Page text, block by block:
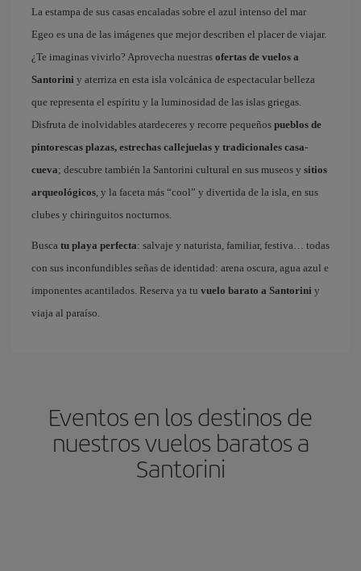
La estampa de sus casas encaladas sobre el azul intenso del mar
Egeo es una de las imágenes que mejor describen el placer de viajar.
¿Te imaginas vivirlo? Aprovecha nuestras ofertas de vuelos a
Santorini y aterriza en esta isla volcánica de espectacular belleza
que representa el espíritu y la luminosidad de las islas griegas.
Disfruta de inolvidables atardeceres y recorre pequeños pueblos de
pintorescas plazas, estrechas callejuelas y tradicionales casa-
cueva; descubre también la Santorini cultural en sus museos y sitios
arqueológicos, y la faceta más “cool” y divertida de la isla, en sus
clubes y chiringuitos nocturnos.
Busca tu playa perfecta: salvaje y naturista, familiar, festiva… todas
con sus inconfundibles señas de identidad: arena oscura, agua azul e
imponentes acantilados. Reserva ya tu vuelo barato a Santorini y
viaja al paraíso.
Eventos en los destinos de
nuestros vuelos baratos a
Santorini